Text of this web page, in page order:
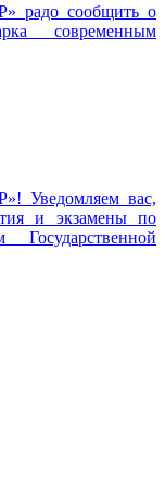
радо сообщить о
современным
Уведомляем вас,
и экзамены по